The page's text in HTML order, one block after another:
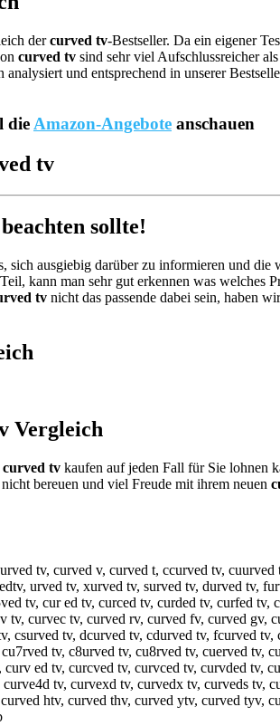
dercurved tv-Bestseller. Da ein eigener
curved tv sind sehr viel Aufschlussreicher
und entsprechend in unserer
dieAmazon-Angebote anschauen
tv
sollte!
ausgiebig darüber zu informieren und
kann man sehr gut erkennen was welches
tv nicht das passende dabei sein, haben
Vergleich
curved tv kaufen auf jeden Fall für Sie lohnen
bereuen und viel Freude mit ihrem neuen
tv, curved v, curved t, ccurved tv,
urved tv, xurved tv, surved tv, durved tv,
tv, cur ed tv, curced tv, curded tv, curfed
tv, curvec tv, curved rv, curved fv, curved
csurved tv, dcurved tv, cdurved tv, fcurved
tv, c8urved tv, cu8rved tv, cuerved
ed tv, curcved tv, curvced tv, curvded
tv, curvexd tv, curvedx tv, curveds
htv, curved thv, curved ytv, curved